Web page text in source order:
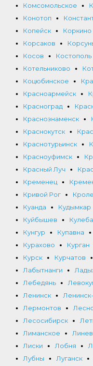
Комсомольское
Конотоп
Копейск
Коркино
Корсаков
Косов
Костополь
Котельниково
Коцюбинское
Красноармейск
Красноград
Краснознаменск
Краснокутск
Краснотурьинск
Красноуфимск
Красный Луч
Кременец
Кривой Рог
Куанда
Кудымкар
Куйбышев
Кунгур
Купавна
Курахово
Курган
Курск
Курчатов
Лабытнанги
Лебедянь
Ленинск
Лермонтов
Лесосибирск
Лиманское
Лиски
Лобня
Лубны
Луганск